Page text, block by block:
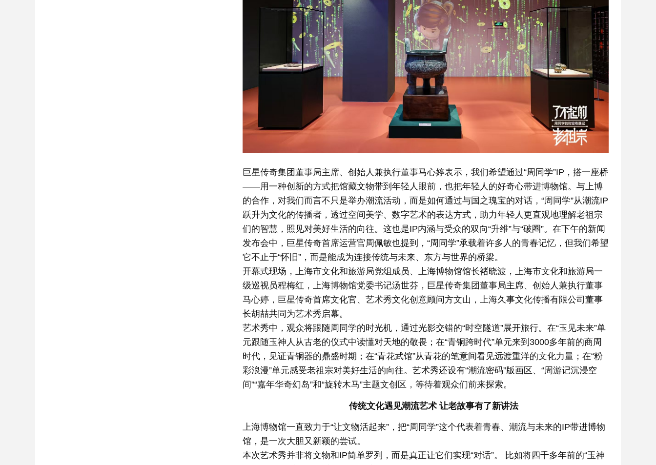
巨星传奇集团董事局主席、创始人兼执行董事马心婷表示，我们希望通过“周同学”IP，搭一座桥
——用一种创新的方式把馆藏文物带到年轻人眼前，也把年轻人的好奇心带进博物馆。与上博
的合作，对我们而言不只是举办潮流活动，而是如何通过与国之瑰宝的对话，“周同学”从潮流IP
跃升为文化的传播者，透过空间美学、数字艺术的表达方式，助力年轻人更直观地理解老祖宗
们的智慧，照见对美好生活的向往。这也是IP内涵与受众的双向“升维”与“破圈”。在下午的新闻
发布会中，巨星传奇首席运营官周佩敏也提到，“周同学”承载着许多人的青春记忆，但我们希望
它不止于“怀旧”，而是能成为连接传统与未来、东方与世界的桥梁。
开幕式现场，上海市文化和旅游局党组成员、上海博物馆馆长褚晓波，上海市文化和旅游局一
级巡视员程梅红，上海博物馆党委书记汤世芬，巨星传奇集团董事局主席、创始人兼执行董事
马心婷，巨星传奇首席文化官、艺术秀文化创意顾问方文山，上海久事文化传播有限公司董事
长胡喆共同为艺术秀启幕。
艺术秀中，观众将跟随周同学的时光机，通过光影交错的“时空隧道”展开旅行。在“玉见未来”单
元跟随玉神人从古老的仪式中读懂对天地的敬畏；在“青铜跨时代”单元来到3000多年前的商周
时代，见证青铜器的鼎盛时期；在“青花武馆”从青花的笔意间看见远渡重洋的文化力量；在“粉
彩浪漫”单元感受老祖宗对美好生活的向往。艺术秀还设有“潮流密码”版画区、“周游记沉浸空
间”“嘉年华奇幻岛”和“旋转木马”主题文创区，等待着观众们前来探索。
传统文化遇见潮流艺术 让老故事有了新讲法
上海博物馆一直致力于“让文物活起来”，把“周同学”这个代表着青春、潮流与未来的IP带进博物
馆，是一次大胆又新颖的尝试。
本次艺术秀并非将文物和IP简单罗列，而是真正让它们实现“对话”。 比如将四千多年前的“玉神